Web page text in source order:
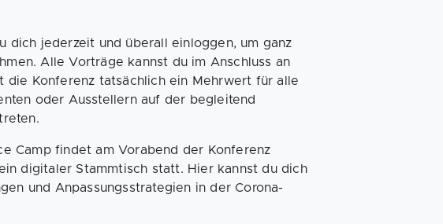
dich jederzeit und überall einloggen, um ganz
Alle Vorträge kannst du im Anschluss an
die Konferenz tatsächlich ein Mehrwert für alle
oder Ausstellern auf der begleitend
Camp findet am Vorabend der Konferenz
digitaler Stammtisch statt. Hier kannst du dich
und Anpassungsstrategien in der Corona-